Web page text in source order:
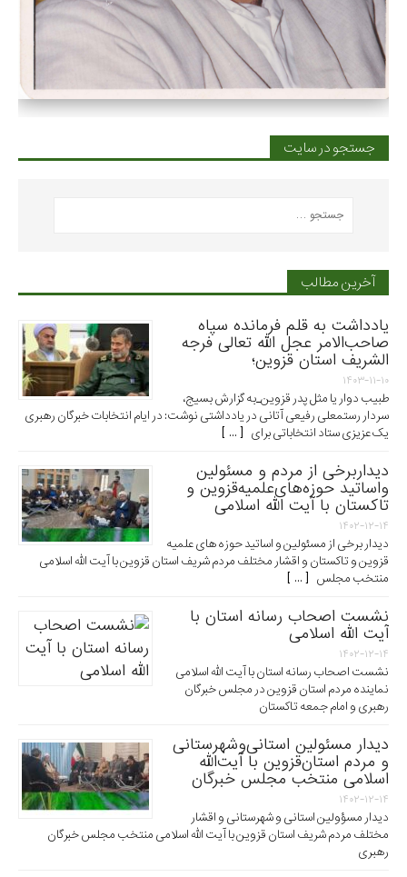
جستجو در سایت
آخرین مطالب
یادداشت به قلم فرمانده سپاه
صاحب‌الامر عجل الله تعالی فرجه
الشریف استان قزوین؛
۱۴۰۳-۱۱-۱۰
طبیب دوار یا مثل پدر قزوین_به گزارش بسیج،
سردار رستمعلی رفیعی آتانی در یادداشتی نوشت: در ایام انتخابات خبرگان رهبری
یک عزیزی ستاد انتخاباتی برای [ ... ]
دیداربرخی از مردم و مسئولین
واساتید حوزه‌های‌علمیه‌قزوین و
تاکستان با آیت الله اسلامی
۱۴۰۲-۱۲-۱۴
دیدار برخی از مسئولین و اساتید حوزه های علمیه
قزوین و تاکستان و اقشار مختلف مردم شریف استان قزوین با آیت الله اسلامی
منتخب مجلس [ ... ]
نشست اصحاب رسانه استان با
آیت الله اسلامی
۱۴۰۲-۱۲-۱۴
نشست اصحاب رسانه استان با آیت الله اسلامی
نماینده مردم استان قزوین در مجلس خبرگان
رهبری و امام جمعه تاکستان
دیدار مسئولین استانی‌وشهرستانی
و مردم‌ استان‌قزوین با آیت‌الله‌
اسلامی منتخب مجلس‌ خبرگان
۱۴۰۲-۱۲-۱۴
دیدار مسؤولین استانی و شهرستانی و اقشار
مختلف مردم شریف استان قزوین با آیت الله اسلامی منتخب مجلس خبرگان
رهبری